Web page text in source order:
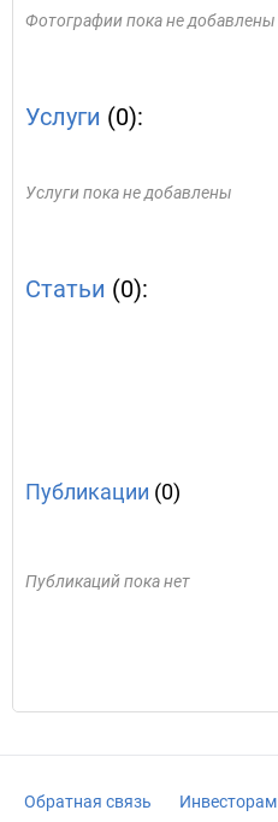
Фотографии пока не добавлены
Услуги (0):
Услуги пока не добавлены
Статьи (0):
Публикации (0)
Публикаций пока нет
Обратная связь Инвесторам